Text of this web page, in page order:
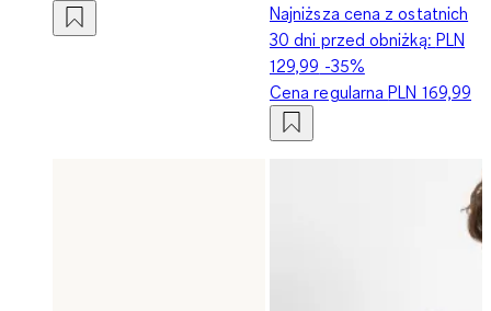
Najniższa cena z ostatnich
30 dni przed obniżką: PLN
129,99 -35%
Cena regularnaPLN 169,99